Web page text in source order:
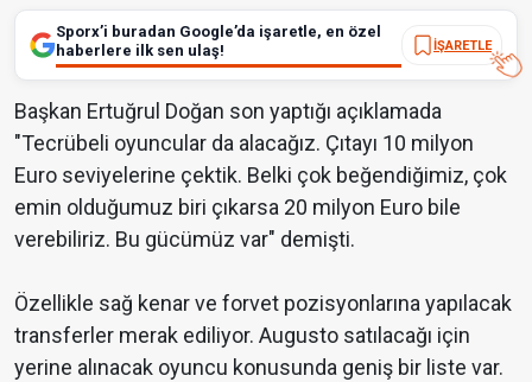
Sporx’i buradan Google’da işaretle, en özel
haberlere ilk sen ulaş!
İŞARETLE
Başkan Ertuğrul Doğan son yaptığı açıklamada
"Tecrübeli oyuncular da alacağız. Çıtayı 10 milyon
Euro seviyelerine çektik. Belki çok beğendiğimiz, çok
emin olduğumuz biri çıkarsa 20 milyon Euro bile
verebiliriz. Bu gücümüz var" demişti.
Özellikle sağ kenar ve forvet pozisyonlarına yapılacak
transferler merak ediliyor. Augusto satılacağı için
yerine alınacak oyuncu konusunda geniş bir liste var.